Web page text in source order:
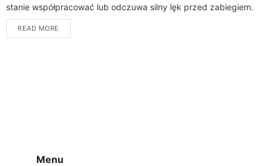
stanie współpracować lub odczuwa silny lęk przed zabiegiem.
Choć najczęściej stosuje się znieczulenie miejscowe,...
READ MORE
Menu